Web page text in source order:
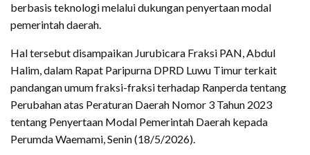
berbasis teknologi melalui dukungan penyertaan modal
pemerintah daerah.
Hal tersebut disampaikan Jurubicara Fraksi PAN, Abdul
Halim, dalam Rapat Paripurna DPRD Luwu Timur terkait
pandangan umum fraksi-fraksi terhadap Ranperda tentang
Perubahan atas Peraturan Daerah Nomor 3 Tahun 2023
tentang Penyertaan Modal Pemerintah Daerah kepada
Perumda Waemami, Senin (18/5/2026).